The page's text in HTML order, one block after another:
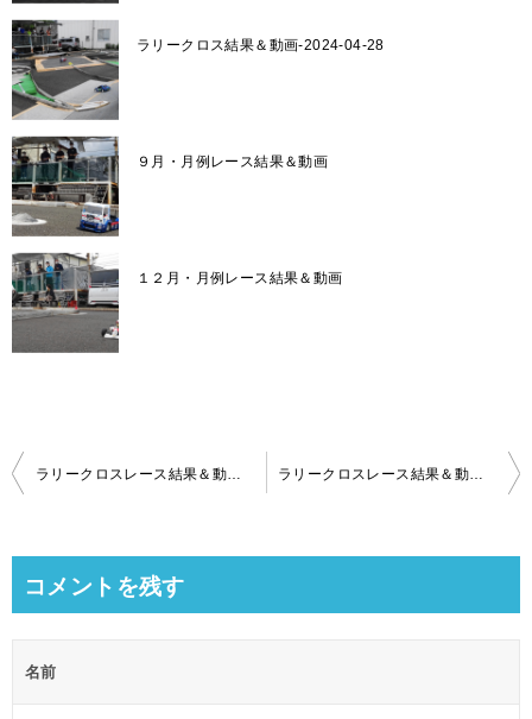
ラリークロス結果＆動画-2024-04-28
９月・月例レース結果＆動画
１２月・月例レース結果＆動画
投
ビ
ゲ
ー
コメントを残す
名前